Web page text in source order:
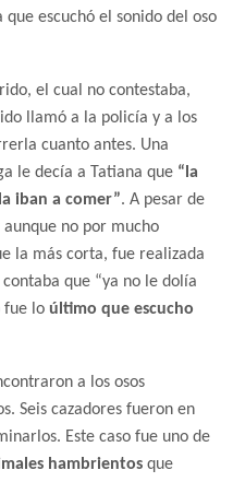
escuchó el sonido del oso
el cual no contestaba,
llamó a la policía y a los
cuanto antes. Una
le decía a Tatiana que “la
iban a comer”. A pesar de
no por mucho
la más corta, fue realizada
que “ya no le dolía
fue lo último que escucho
a los osos
Seis cazadores fueron en
Este caso fue uno de
hambrientos que